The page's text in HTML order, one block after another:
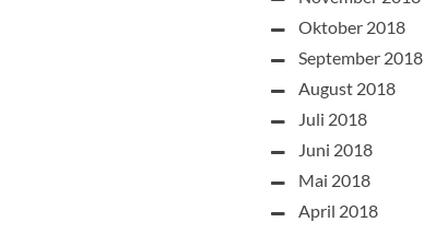
Oktober 2018
September 2018
August 2018
Juli 2018
Juni 2018
Mai 2018
April 2018